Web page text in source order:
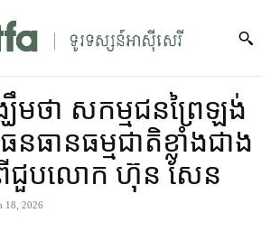
ម​ថា សកម្មជន​ព្រៃឡង់​
ធនធានធម្មជាតិ​ខ្លាំង​ជាង​
ពី​ជួប​លោក ហ៊ុន សែន
18, 2026